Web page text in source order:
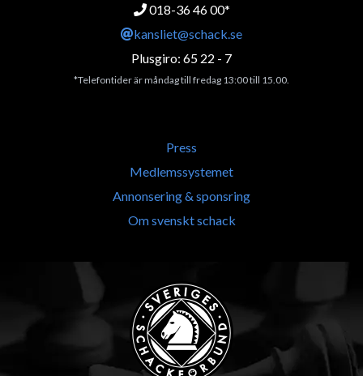
018-36 46 00*
kansliet@schack.se
Plusgiro: 65 22 - 7
*Telefontider är måndag till fredag 13:00 till 15.00.
Press
Medlemssystemet
Annonsering & sponsring
Om svenskt schack